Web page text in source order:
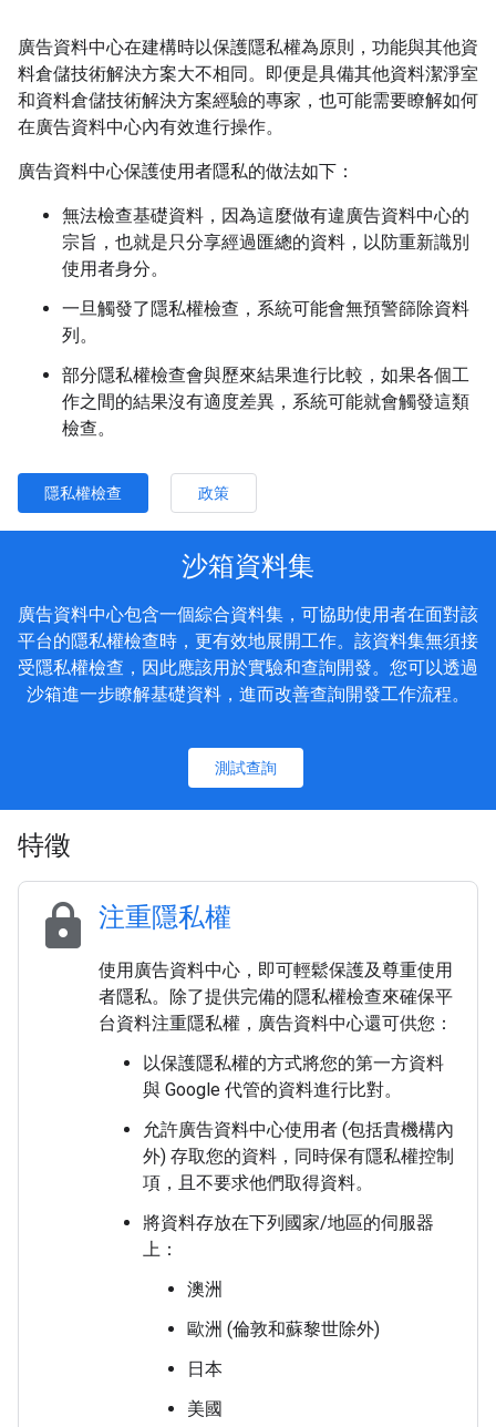
廣告資料中心在建構時以保護隱私權為原則，功能與其他資
料倉儲技術解決方案大不相同。即便是具備其他資料潔淨室
和資料倉儲技術解決方案經驗的專家，也可能需要瞭解如何
在廣告資料中心內有效進行操作。
廣告資料中心保護使用者隱私的做法如下：
無法檢查基礎資料，因為這麼做有違廣告資料中心的
宗旨，也就是只分享經過匯總的資料，以防重新識別
使用者身分。
一旦觸發了隱私權檢查，系統可能會無預警篩除資料
列。
部分隱私權檢查會與歷來結果進行比較，如果各個工
作之間的結果沒有適度差異，系統可能就會觸發這類
檢查。
隱私權檢查 政策
沙箱資料集
廣告資料中心包含一個綜合資料集，可協助使用者在面對該
平台的隱私權檢查時，更有效地展開工作。該資料集無須接
受隱私權檢查，因此應該用於實驗和查詢開發。您可以透過
沙箱進一步瞭解基礎資料，進而改善查詢開發工作流程。
測試查詢
特徵
lock 注重隱私權
使用廣告資料中心，即可輕鬆保護及尊重使用
者隱私。除了提供完備的隱私權檢查來確保平
台資料注重隱私權，廣告資料中心還可供您：
以保護隱私權的方式將您的第一方資料
與 Google 代管的資料進行比對。
允許廣告資料中心使用者 (包括貴機構內
外) 存取您的資料，同時保有隱私權控制
項，且不要求他們取得資料。
將資料存放在下列國家/地區的伺服器
上：
澳洲
歐洲 (倫敦和蘇黎世除外)
日本
美國